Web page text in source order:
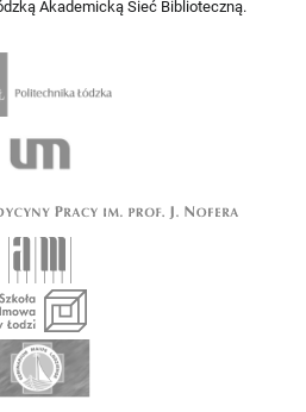
Akademicką Sieć Biblioteczną.